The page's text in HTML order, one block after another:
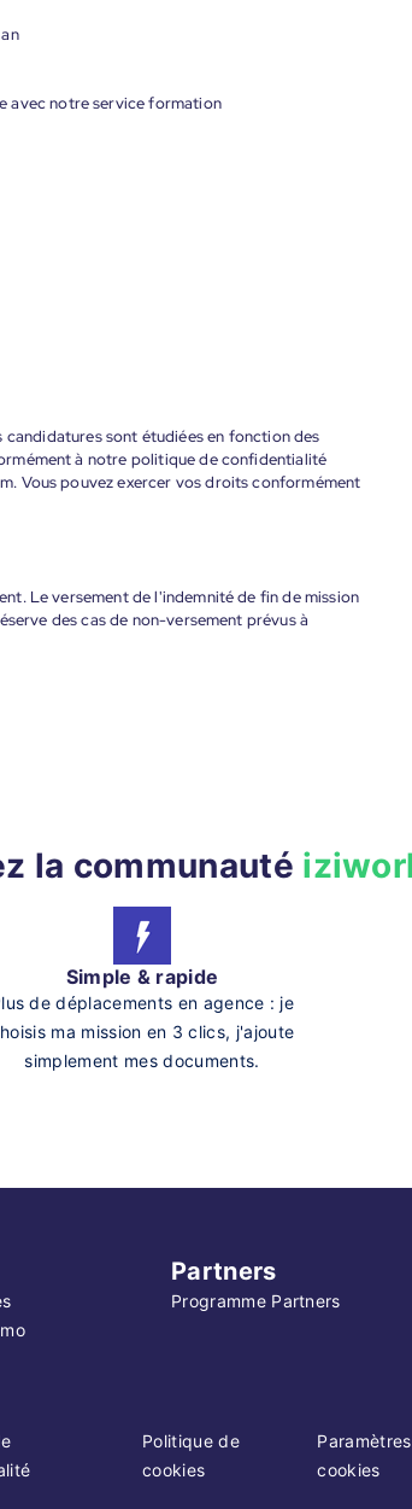
avec notre service formation
candidatures sont étudiées en fonction des
à notre politique de confidentialité
Vous pouvez exercer vos droits conformément
Le versement de l'indemnité de fin de mission
des cas de non-versement prévus à
la communauté
Simple & rapide
de déplacements en agence : je
ma mission en 3 clics, j'ajoute
simplement mes documents.
Partners
Programme Partners
Politique de
cookies
cookies